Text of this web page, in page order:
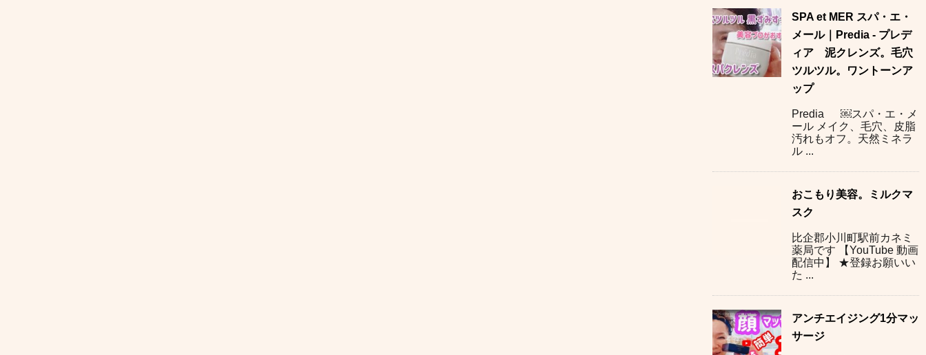
SPA et MER スパ・エ・
メール｜Predia - プレデ
ィア 泥クレンズ。毛穴
ツルツル。ワントーンア
ップ
Predia ￼スパ・エ・メ
ール メイク、毛穴、皮脂
汚れもオフ。天然ミネラ
ル ...
おこもり美容。ミルクマ
スク
比企郡小川町駅前カネミ
薬局です 【YouTube 動画
配信中】 ★登録お願いい
た ...
アンチエイジング1分マッ
サージ